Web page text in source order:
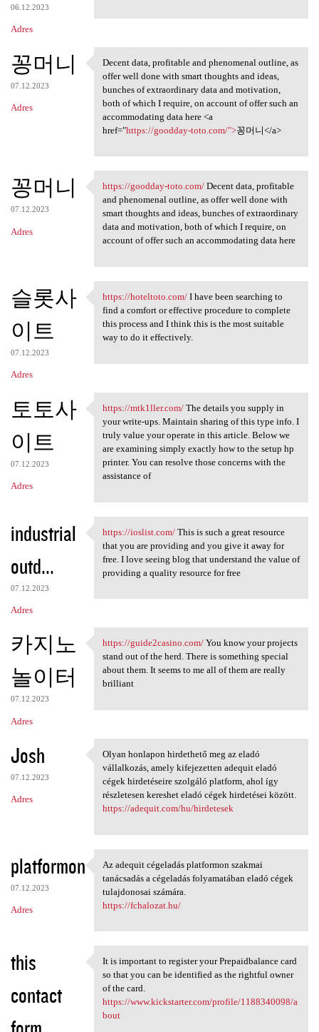
06.12.2023
Adres
꽁머니
07.12.2023
Adres
Decent data, profitable and
Decent data, profitable and phenomenal outline, as
offer well done with smart thoughts and ideas,
bunches of extraordinary data and motivation,
both of which I require, on account of offer such an
accommodating data here <a
href="https://goodday-toto.com/">꽁머니</a>
꽁머니
07.12.2023
Adres
https://goodday-toto.com/
https://goodday-toto.com/Decent data, profitable
and phenomenal outline, as offer well done with
smart thoughts and ideas, bunches of extraordinary
data and motivation, both of which I require, on
account of offer such an accommodating data here
슬롯사
이트
07.12.2023
Adres
https://hoteltoto.com/ I have
https://hoteltoto.com/I have been searching to
find a comfort or effective procedure to complete
this process and I think this is the most suitable
way to do it effectively.
토토사
이트
07.12.2023
Adres
https://mtk1ller.com/ The
https://mtk1ller.com/The details you supply in
your write-ups. Maintain sharing of this type info. I
truly value your operate in this article. Below we
are examining simply exactly how to the setup hp
printer. You can resolve those concerns with the
assistance of
industrial
outd...
07.12.2023
Adres
https://ioslist.com/ This is
https://ioslist.com/This is such a great resource
that you are providing and you give it away for
free. I love seeing blog that understand the value of
providing a quality resource for free
카지노
놀이터
07.12.2023
Adres
https://guide2casino.com/ You
https://guide2casino.com/You know your projects
stand out of the herd. There is something special
about them. It seems to me all of them are really
brilliant
Josh
07.12.2023
Adres
Olyan honlapon hirdethető meg
Olyan honlapon hirdethető meg az eladó
vállalkozás, amely kifejezetten adequit eladó
cégek hirdetéseire szolgáló platform, ahol így
részletesen kereshet eladó cégek hirdetései között.
https://adequit.com/hu/hirdetesek
platformon
07.12.2023
Adres
Az adequit cégeladás
Az adequit cégeladás platformon szakmai
tanácsadás a cégeladás folyamatában eladó cégek
tulajdonosai számára.
https://fchalozat.hu/
this
contact
It is important to register
It is important to register your Prepaidbalance card
so that you can be identified as the rightful owner
of the card.
https://www.kickstarter.com/profile/1188340098/a
bout